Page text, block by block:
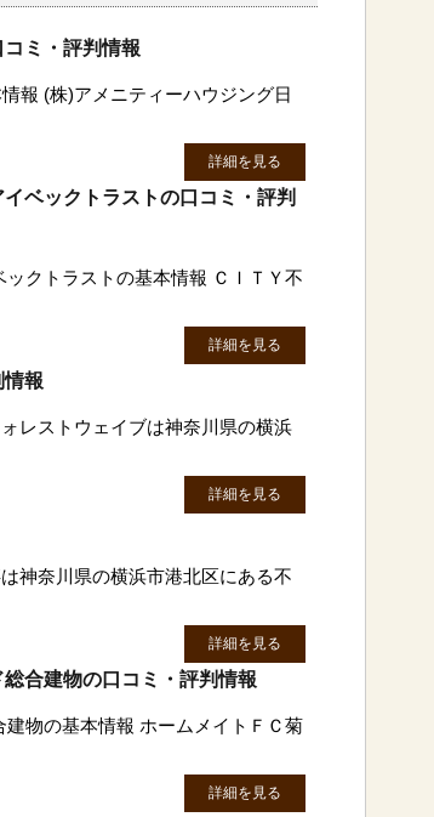
ミ・評判情報
報 (株)アメニティーハウジング日
詳細を見る
ベックトラストの口コミ・評判
クトラストの基本情報 ＣＩＴＹ不
詳細を見る
報
レストウェイブは神奈川県の横浜
詳細を見る
神奈川県の横浜市港北区にある不
詳細を見る
合建物の口コミ・評判情報
物の基本情報 ホームメイトＦＣ菊
詳細を見る